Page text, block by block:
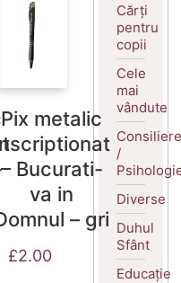
Pix metalic
– Bucurati-
va in
– gri
£2.00
Cărți
pentru
copii
Cele
mai
vândute
Consiliere
/
Diverse
Duhul
Sfânt
Educație